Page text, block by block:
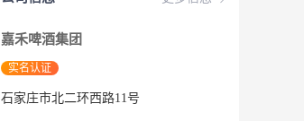
嘉禾啤酒集团
实名认证
石家庄市北二环西路11号